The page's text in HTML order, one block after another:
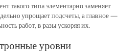
такого типа элементарно заменяет
упрощает подсчеты, а главное —
работ, в разы ускоряя их.
уровни